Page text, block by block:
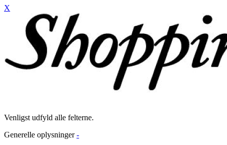
X
Venligst udfyld alle felterne.
Generelle oplysninger -